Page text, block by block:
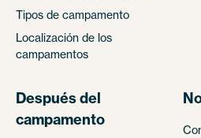
Tipos de campamento
Localización de los
campamentos
Después del
campamento